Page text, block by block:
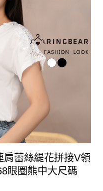
蕾絲緹花拼接V領
眼圈熊中大尺碼